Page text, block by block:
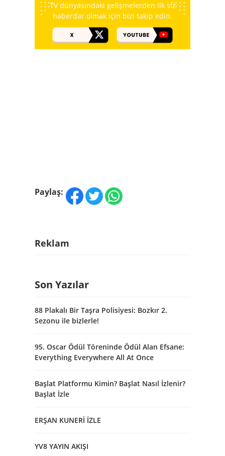
TV dünyasındaki gelişmelerden ilk siz
haberdar olmak için bizi takip edin.
Paylaş:
Reklam
Son Yazılar
88 Plakalı Bir Taşra Polisiyesi: Bozkır 2.
Sezonu ile bizlerle!
95. Oscar Ödül Töreninde Ödül Alan Efsane:
Everything Everywhere All At Once
Başlat Platformu Kimin? Başlat Nasıl İzlenir?
Başlat İzle
ERŞAN KUNERİ İZLE
YV8 YAYIN AKIŞI